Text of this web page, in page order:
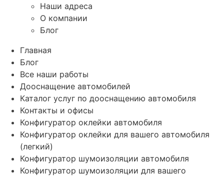
Наши адреса
О компании
Блог
Главная
Блог
Все наши работы
Дооснащение автомобилей
Каталог услуг по дооснащению автомобиля
Контакты и офисы
Конфигуратор оклейки автомобиля
Конфигуратор оклейки для вашего автомобиля
(легкий)
Конфигуратор шумоизоляции автомобиля
Конфигуратор шумоизоляции для вашего